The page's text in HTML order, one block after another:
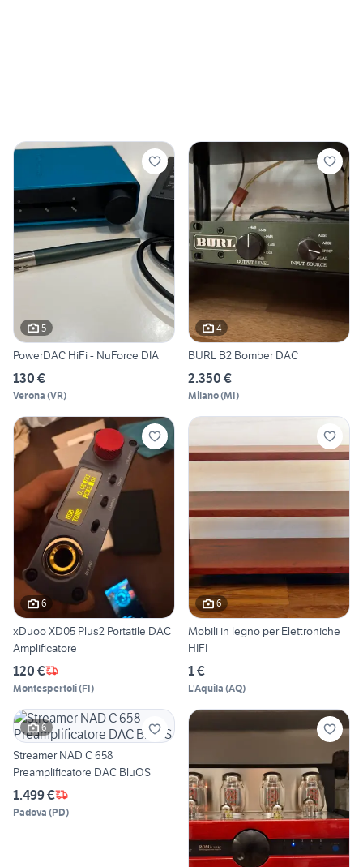
5
PowerDAC HiFi - NuForce DIA
130 €
Verona (VR)
4
BURL B2 Bomber DAC
2.350 €
Milano(MI)
6
xDuoo XD05 Plus2 Portatile DAC
Amplificatore
120 €
Montespertoli(FI)
6
Mobili in legno per Elettroniche
HIFI
1 €
L'Aquila (AQ)
6
Streamer NAD C 658
Preamplificatore DAC BluOS
1.499 €
Padova (PD)